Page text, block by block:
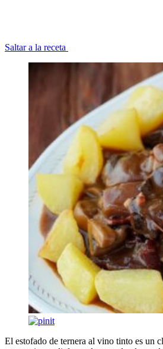
Saltar a la receta
El estofado de ternera al vino tinto es un